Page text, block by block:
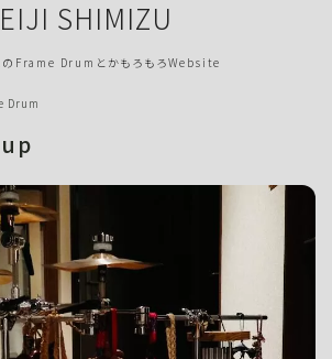
EIJI SHIMIZU
のFrame DrumとかもろもろWebsite
Drum